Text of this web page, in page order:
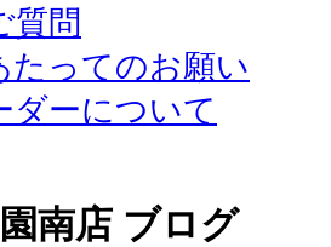
質問
たってのお願い
ダーについて
南店 ブログ